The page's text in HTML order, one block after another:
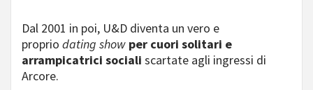
Dal 2001 in poi, U&D diventa un vero e
proprio dating show per cuori solitari e
arrampicatrici sociali scartate agli ingressi di
Arcore.